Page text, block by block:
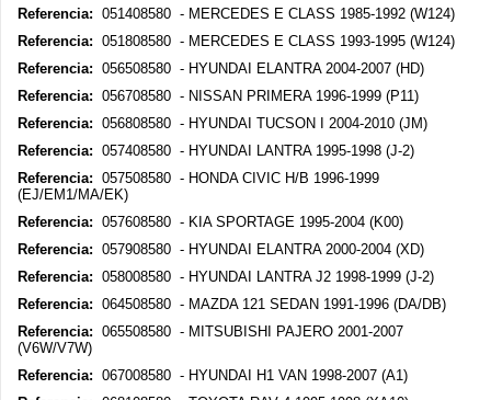
Referencia: 051408580 - MERCEDES E CLASS 1985-1992 (W124)
Referencia: 051808580 - MERCEDES E CLASS 1993-1995 (W124)
Referencia: 056508580 - HYUNDAI ELANTRA 2004-2007 (HD)
Referencia: 056708580 - NISSAN PRIMERA 1996-1999 (P11)
Referencia: 056808580 - HYUNDAI TUCSON I 2004-2010 (JM)
Referencia: 057408580 - HYUNDAI LANTRA 1995-1998 (J-2)
Referencia: 057508580 - HONDA CIVIC H/B 1996-1999
(EJ/EM1/MA/EK)
Referencia: 057608580 - KIA SPORTAGE 1995-2004 (K00)
Referencia: 057908580 - HYUNDAI ELANTRA 2000-2004 (XD)
Referencia: 058008580 - HYUNDAI LANTRA J2 1998-1999 (J-2)
Referencia: 064508580 - MAZDA 121 SEDAN 1991-1996 (DA/DB)
Referencia: 065508580 - MITSUBISHI PAJERO 2001-2007
(V6W/V7W)
Referencia: 067008580 - HYUNDAI H1 VAN 1998-2007 (A1)